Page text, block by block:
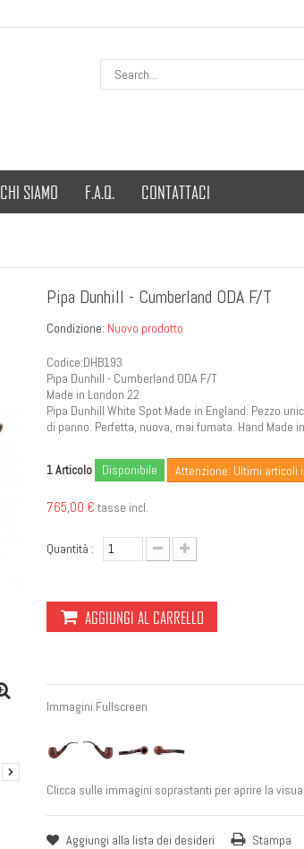
CHI SIAMO F.A.Q. CONTATTACI
Pipa Dunhill - Cumberland ODA F/T
Condizione: Nuovo prodotto
Codice:DHB193
Pipa Dunhill - Cumberland ODA F/T
Made in London 22
Pipa Dunhill White Spot Made in England. Pezzo
di panno. Perfetta, nuova, mai fumata. Hand Made
1Articolo Disponibile Attenzione: Ultimi articoli
765,00 € tasse incl.
Quantità :
AGGIUNGI AL CARRELLO
Immagini Fullscreen
Clicca sulle immagini soprastanti per aprire la
Aggiungi alla lista dei desideri Stampa